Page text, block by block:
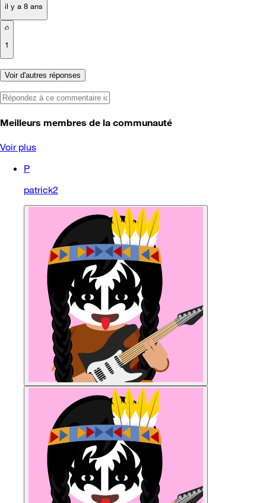
il y a 8 ans
1
Voir d'autres réponses
Meilleurs membres de la communauté
Voir plus
P
patrick2